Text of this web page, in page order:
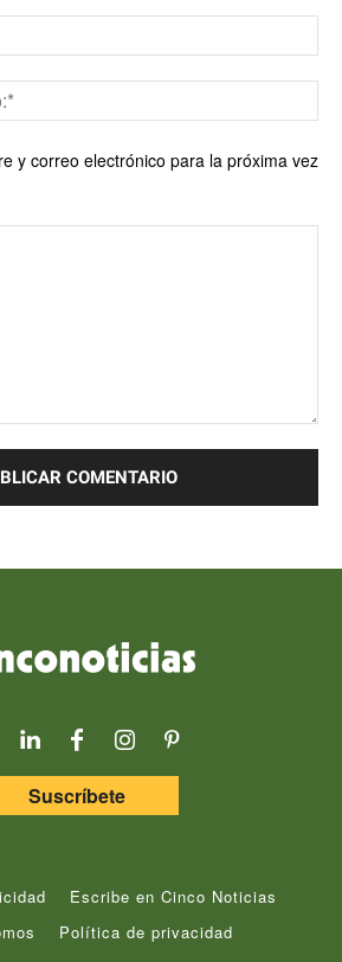
y correo electrónico para la próxima vez
Suscríbete
Escribe en Cinco Noticias
Política de privacidad